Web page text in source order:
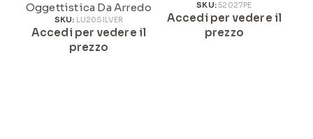
Oggettistica Da Arredo
SKU: LU20SILVER
Accedi per vedere il
prezzo
SKU:52027PE
Accedi per vedere il
prezzo